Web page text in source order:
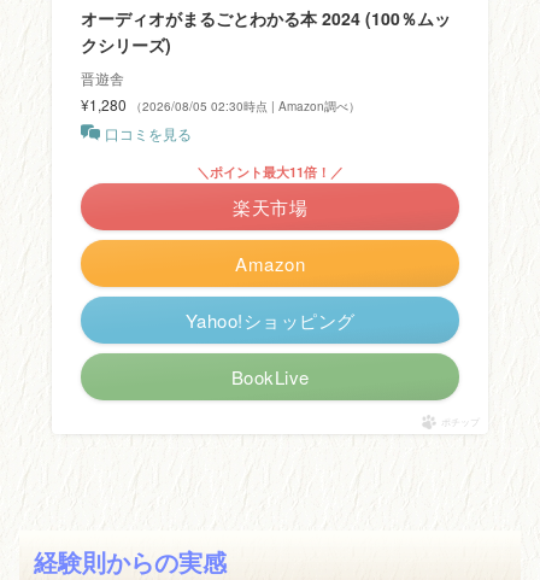
オーディオがまるごとわかる本 2024 (100％ムッ
クシリーズ)
晋遊舎
¥1,280
（2026/08/05 02:30時点 | Amazon調べ）
口コミを見る
Amazon
＼ポイント最大11倍！／
楽天市場
Yahoo!ショッピング
BookLive
ポチップ
経験則からの実感